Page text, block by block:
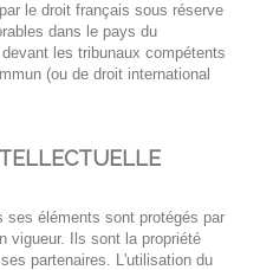
le droit français sous réserve
dans le pays du
les tribunaux compétents
(ou de droit international
ses éléments sont protégés par
vigueur. Ils sont la propriété
partenaires. L'utilisation du